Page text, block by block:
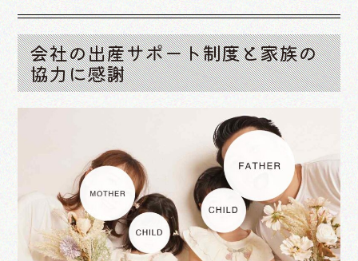
会社の出産サポート制度と家族の
協力に感謝